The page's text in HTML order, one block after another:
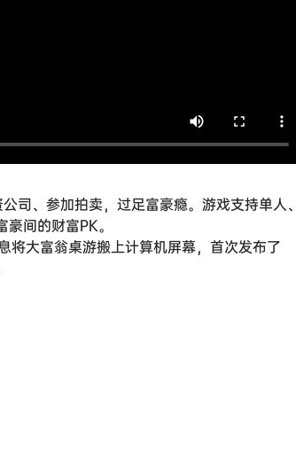
司、参加拍卖，过足富豪瘾。游戏支持单人、
间的财富PK。
将大富翁桌游搬上计算机屏幕，首次发布了